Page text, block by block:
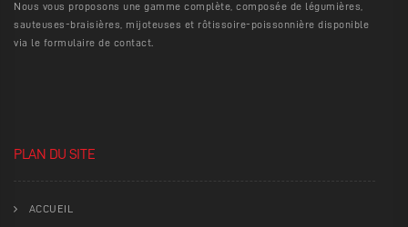
Nous vous proposons une gamme complète, composée de légumières,
sauteuses-braisières, mijoteuses et rôtissoire-poissonnière disponible
via le formulaire de contact.
PLAN DU SITE
ACCUEIL